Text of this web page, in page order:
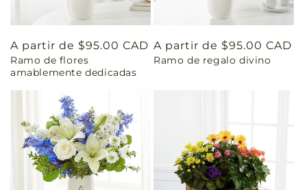
Precio
habitual
A partir de $95.00 CAD
Ramo de flores
amablemente dedicadas
Precio
habitual
A partir de $95.00 CAD
Ramo de regalo divino